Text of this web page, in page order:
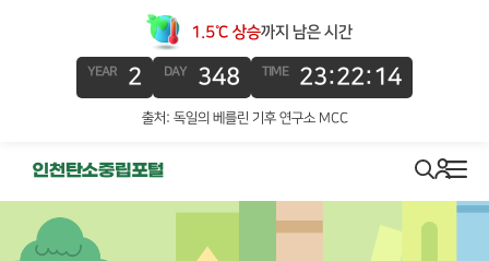
1.5℃ 상승까지 남은 시간
YEAR 2 DAY 348 TIME 23:22:14
출처: 독일의 베를린 기후 연구소 MCC
search
로그인
메뉴